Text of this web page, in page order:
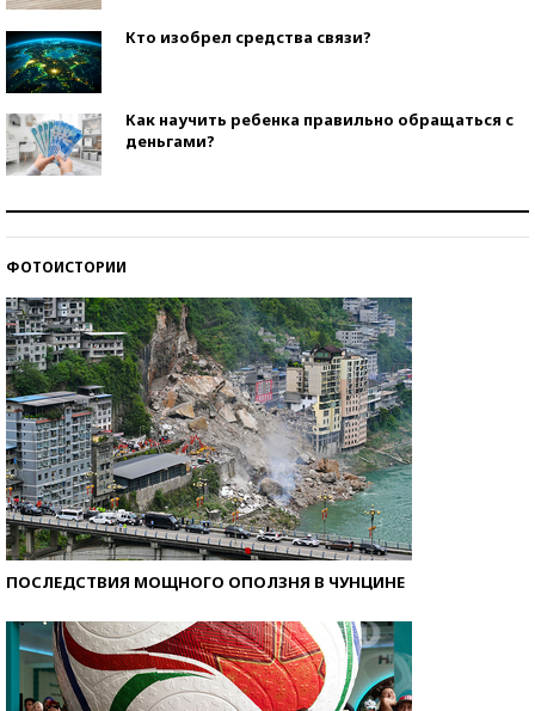
Кто изобрел средства связи?
Как научить ребенка правильно обращаться с
деньгами?
ФОТОИСТОРИИ
ПОСЛЕДСТВИЯ МОЩНОГО ОПОЛЗНЯ В ЧУНЦИНЕ